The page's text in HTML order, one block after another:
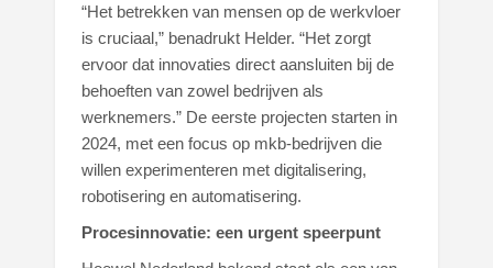
“Het betrekken van mensen op de werkvloer
is cruciaal,” benadrukt Helder. “Het zorgt
ervoor dat innovaties direct aansluiten bij de
behoeften van zowel bedrijven als
werknemers.” De eerste projecten starten in
2024, met een focus op mkb-bedrijven die
willen experimenteren met digitalisering,
robotisering en automatisering.
Procesinnovatie: een urgent speerpunt